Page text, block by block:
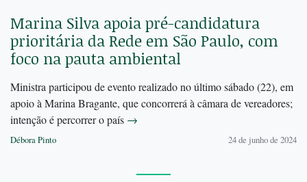
Marina Silva apoia pré-candidatura
prioritária da Rede em São Paulo, com
foco na pauta ambiental
Ministra participou de evento realizado no último sábado (22), em
apoio à Marina Bragante, que concorrerá à câmara de vereadores;
intenção é percorrer o país →
Débora Pinto 24 de junho de 2024